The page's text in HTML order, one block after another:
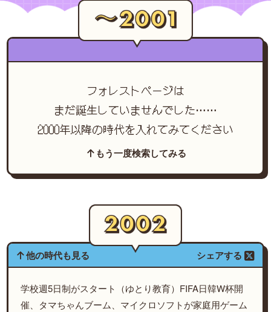
フォレストページは
まだ誕生していませんでした……
2000年以降の時代を入れてみてください
もう一度検索してみる
他の時代も見る シェアする
学校週5日制がスタート（ゆとり教育）FIFA日韓W杯開
催、タマちゃんブーム、マイクロソフトが家庭用ゲーム